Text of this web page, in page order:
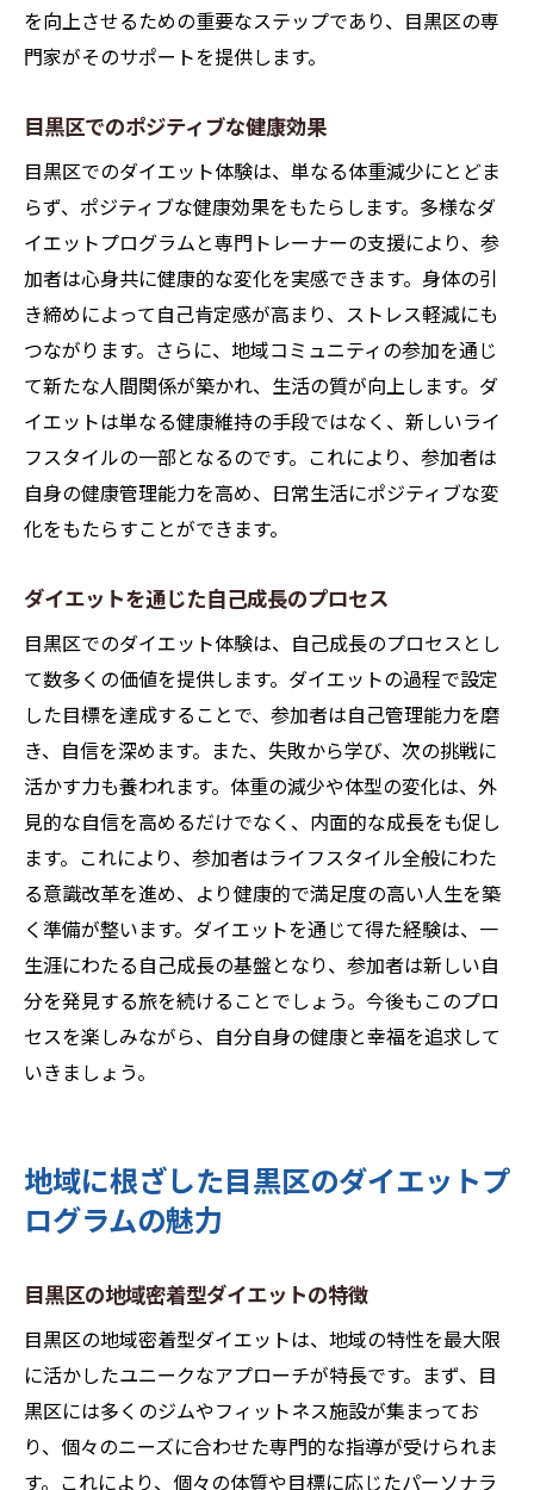
を向上させるための重要なステップであり、目黒区の専
門家がそのサポートを提供します。
目黒区でのポジティブな健康効果
目黒区でのダイエット体験は、単なる体重減少にとどま
らず、ポジティブな健康効果をもたらします。多様なダ
イエットプログラムと専門トレーナーの支援により、参
加者は心身共に健康的な変化を実感できます。身体の引
き締めによって自己肯定感が高まり、ストレス軽減にも
つながります。さらに、地域コミュニティの参加を通じ
て新たな人間関係が築かれ、生活の質が向上します。ダ
イエットは単なる健康維持の手段ではなく、新しいライ
フスタイルの一部となるのです。これにより、参加者は
自身の健康管理能力を高め、日常生活にポジティブな変
化をもたらすことができます。
ダイエットを通じた自己成長のプロセス
目黒区でのダイエット体験は、自己成長のプロセスとし
て数多くの価値を提供します。ダイエットの過程で設定
した目標を達成することで、参加者は自己管理能力を磨
き、自信を深めます。また、失敗から学び、次の挑戦に
活かす力も養われます。体重の減少や体型の変化は、外
見的な自信を高めるだけでなく、内面的な成長をも促し
ます。これにより、参加者はライフスタイル全般にわた
る意識改革を進め、より健康的で満足度の高い人生を築
く準備が整います。ダイエットを通じて得た経験は、一
生涯にわたる自己成長の基盤となり、参加者は新しい自
分を発見する旅を続けることでしょう。今後もこのプロ
セスを楽しみながら、自分自身の健康と幸福を追求して
いきましょう。
地域に根ざした目黒区のダイエットプ
ログラムの魅力
目黒区の地域密着型ダイエットの特徴
目黒区の地域密着型ダイエットは、地域の特性を最大限
に活かしたユニークなアプローチが特長です。まず、目
黒区には多くのジムやフィットネス施設が集まってお
り、個々のニーズに合わせた専門的な指導が受けられま
す。これにより、個々の体質や目標に応じたパーソナラ